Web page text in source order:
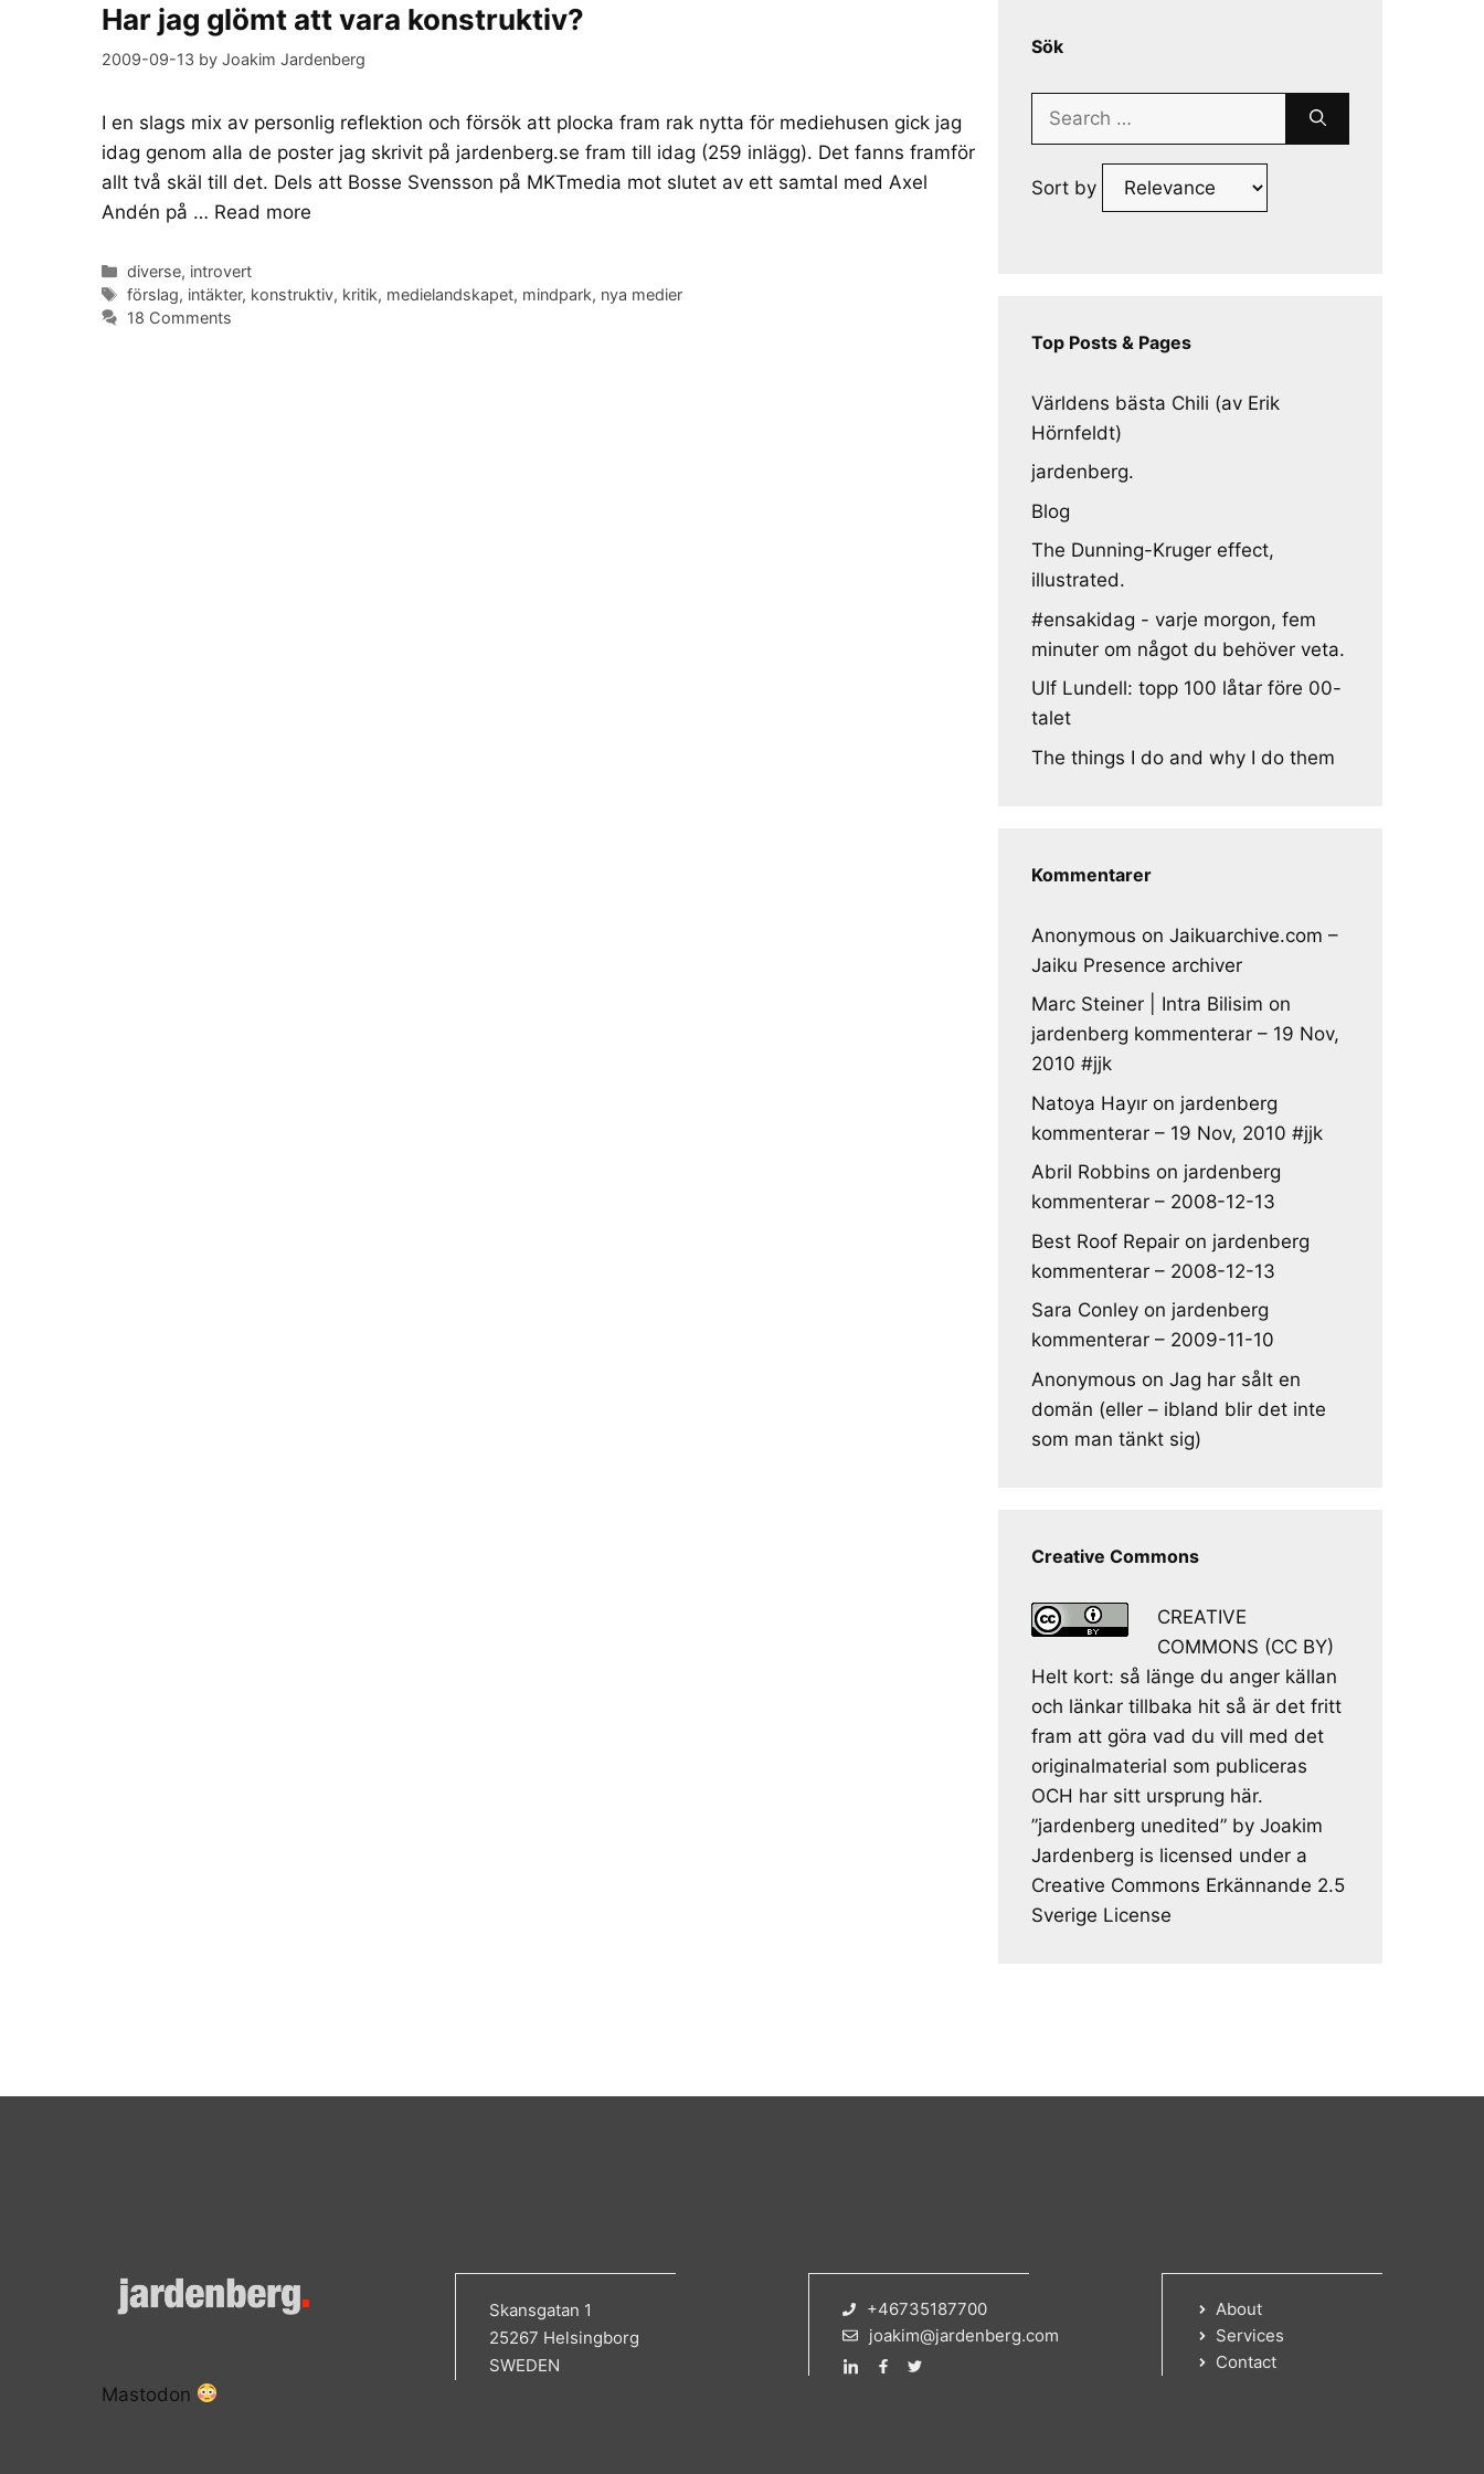
Har jag glömt att vara konstruktiv?
2009-09-13 by Joakim Jardenberg
I en slags mix av personlig reflektion och försök att plocka fram rak nytta för mediehusen gick jag
idag genom alla de poster jag skrivit på jardenberg.se fram till idag (259 inlägg). Det fanns framför
allt två skäl till det. Dels att Bosse Svensson på MKTmedia mot slutet av ett samtal med Axel
Andén på … Read more
Categories
diverse, introvert
Tags
förslag, intäkter, konstruktiv, kritik, medielandskapet, mindpark, nya medier
18 Comments
Sök
Search
Sort by
Top Posts & Pages
Världens bästa Chili (av Erik
Hörnfeldt)
jardenberg.
Blog
The Dunning-Kruger effect,
illustrated.
#ensakidag - varje morgon, fem
minuter om något du behöver veta.
Ulf Lundell: topp 100 låtar före 00-
talet
The things I do and why I do them
Kommentarer
Anonymous on Jaikuarchive.com –
Jaiku Presence archiver
Marc Steiner | Intra Bilisim on
jardenberg kommenterar – 19 Nov,
2010 #jjk
Natoya Hayır on jardenberg
kommenterar – 19 Nov, 2010 #jjk
Abril Robbins on jardenberg
kommenterar – 2008-12-13
Best Roof Repair on jardenberg
kommenterar – 2008-12-13
Sara Conley on jardenberg
kommenterar – 2009-11-10
Anonymous on Jag har sålt en
domän (eller – ibland blir det inte
som man tänkt sig)
Creative Commons
CREATIVE
COMMONS (CC BY)
Helt kort: så länge du anger källan
och länkar tillbaka hit så är det fritt
fram att göra vad du vill med det
originalmaterial som publiceras
OCH har sitt ursprung här.
”jardenberg unedited” by Joakim
Jardenberg is licensed under a
Creative Commons Erkännande 2.5
Sverige License
Skansgatan 1
25267 Helsingborg
SWEDEN
+46735187700
joakim@jardenberg.com
About
Services
Contact
Mastodon